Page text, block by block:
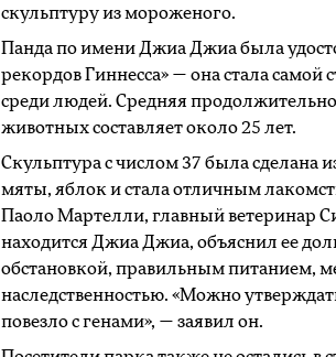
скульптуру из мороженого.
Панда по имени Джиа Джиа была
рекордов Гиннесса» — она стала
среди людей. Средняя
животных составляет около 25 лет.
Скульптура с числом 37 была сделана
мяты, яблок и стала отличным
Паоло Мартелли, главный ветеринар
находится Джиа Джиа, объяснил ее
обстановкой, правильным питанием,
наследственностью. «Можно
повезло с генами», — заявил он.